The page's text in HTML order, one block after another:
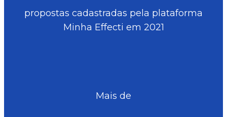
propostas cadastradas pela plataforma
Minha Effecti em 2021
Mais de